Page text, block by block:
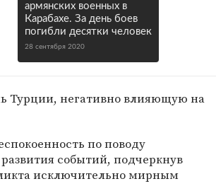
армянских военных в
Карабахе. За день боев
погибли десятки человек
28 сентября 2020
Турции, негативно влияющую на
по поводу
событий, подчеркнув
исключительно мирным